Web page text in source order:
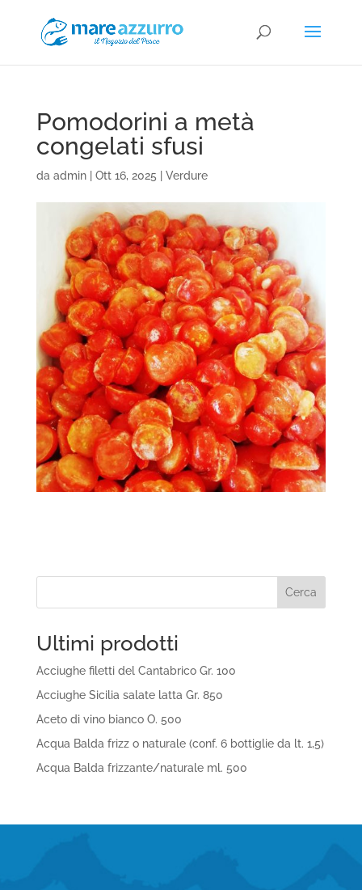
Pomodorini a metà
congelati sfusi
da admin| Ott 16, 2025 Verdure
Cerca
Ultimi prodotti
Acciughe filetti del Cantabrico Gr. 100
Acciughe Sicilia salate latta Gr. 850
Aceto di vino bianco O. 500
Acqua Balda frizz o naturale (conf. 6 bottiglie da lt. 1,5)
Acqua Balda frizzante/naturale ml. 500